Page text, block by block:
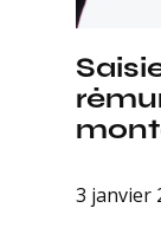
3 janvier